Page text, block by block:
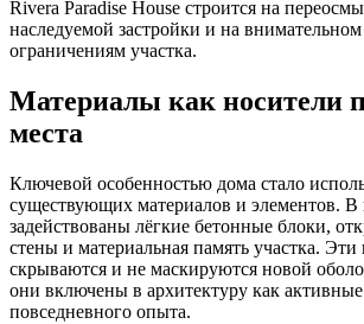
Rivera Paradise House строится на
наследуемой застройки и на
ограничениям участка.
Материалы как носители
места
Ключевой особенностью дома стало
существующих материалов и элементов. В
задействованы лёгкие бетонные блоки,
стены и материальная память участка.
скрываются и не маскируются новой
они включены в архитектуру как
повседневного опыта.